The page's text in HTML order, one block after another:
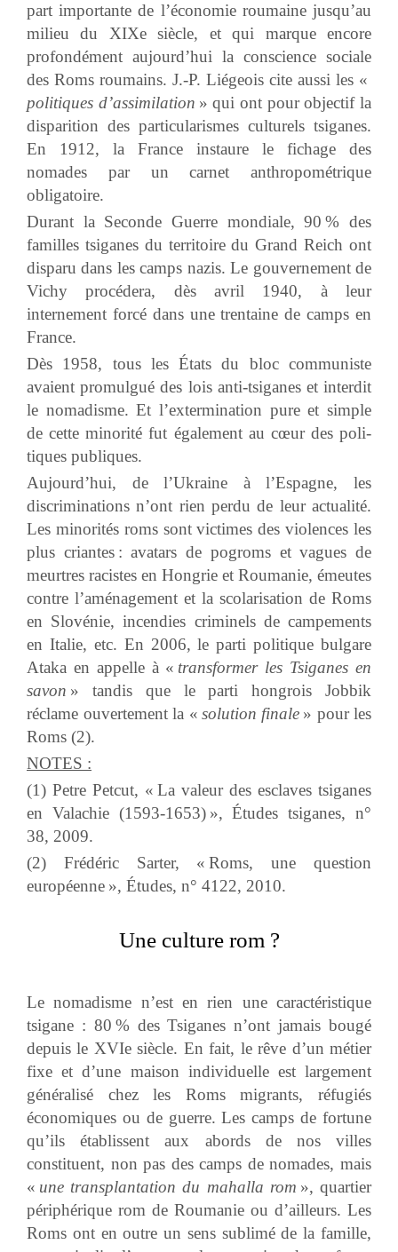
part importante de l’économie roumaine jusqu’au
milieu du XIXe siècle, et qui marque encore
profondément aujourd’hui la conscience sociale
des Roms roumains. J.-P. Liégeois cite aussi les «
politiques d’assimilation » qui ont pour objectif la
disparition des particularismes culturels tsiganes.
En 1912, la France instaure le fichage des
nomades par un carnet anthropométrique
obligatoire.
Durant la Seconde Guerre mondiale, 90 % des
familles tsiganes du territoire du Grand Reich ont
disparu dans les camps nazis. Le gouvernement de
Vichy procédera, dès avril 1940, à leur
internement forcé dans une trentaine de camps en
France.
Dès 1958, tous les États du bloc communiste
avaient promulgué des lois anti-tsiganes et interdit
le nomadisme. Et l’extermination pure et simple
de cette minorité fut également au cœur des poli­
tiques publiques.
Aujourd’hui, de l’Ukraine à l’Espagne, les
discriminations n’ont rien perdu de leur actualité.
Les minorités roms sont victimes des violences les
plus criantes : avatars de pogroms et vagues de
meurtres racistes en Hongrie et Roumanie, émeutes
contre l’aménagement et la scolarisation de Roms
en Slovénie, incendies criminels de campements
en Italie, etc. En 2006, le parti politique bulgare
Ataka en appelle à « transformer les Tsiganes en
savon » tandis que le parti hongrois Jobbik
réclame ouvertement la « solution finale » pour les
Roms (2).
NOTES :
(1) Petre Petcut, « La valeur des esclaves tsiganes
en Valachie (1593-1653) », Études tsiganes, n°
38, 2009.
(2) Frédéric Sarter, « Roms, une question
européenne », Études, n° 4122, 2010.
Une culture rom ?
Le nomadisme n’est en rien une caractéristique
tsigane : 80 % des Tsiganes n’ont jamais bougé
depuis le XVIe siècle. En fait, le rêve d’un métier
fixe et d’une maison individuelle est largement
généralisé chez les Roms migrants, réfugiés
économiques ou de guerre. Les camps de fortune
qu’ils établissent aux abords de nos villes
constituent, non pas des camps de nomades, mais
« une transplantation du mahalla rom », quartier
périphérique rom de Roumanie ou d’ailleurs. Les
Roms ont en outre un sens sublimé de la famille,